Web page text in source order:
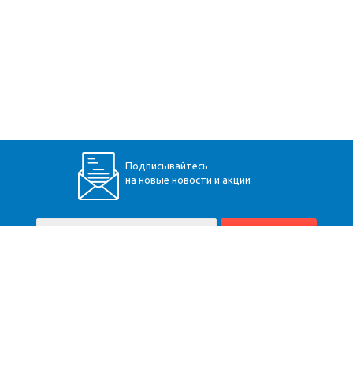
Подписывайтесь
на новые новости и акции